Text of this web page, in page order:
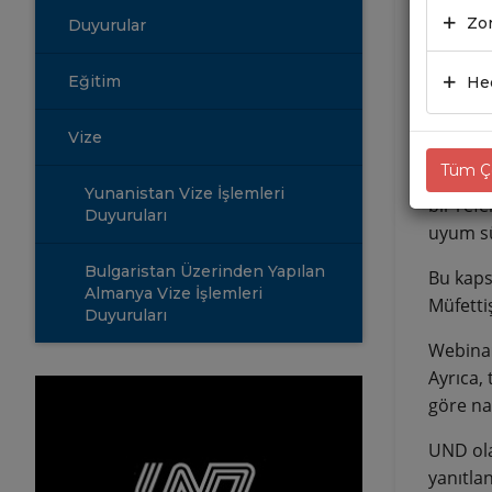
Duyurular
Eğitim
Vize
Yunanistan Vize İşlemleri
Duyuruları
Bulgaristan Üzerinden Yapılan
Almanya Vize İşlemleri
Duyuruları
1
bir
uyum
Bu
göre
UND
Tüm